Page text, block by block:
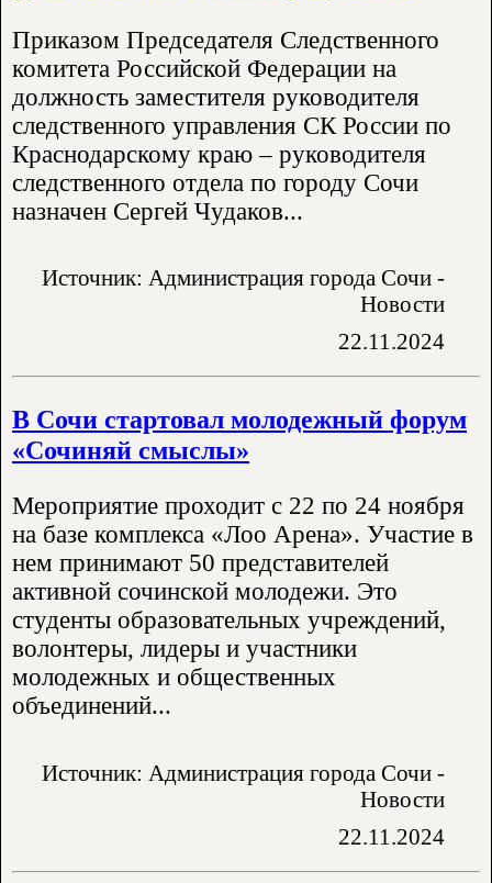
Приказом Председателя Следственного
комитета Российской Федерации на
должность заместителя руководителя
следственного управления СК России по
Краснодарскому краю – руководителя
следственного отдела по городу Сочи
назначен Сергей Чудаков...
Источник: Администрация города Сочи -
Новости
22.11.2024
В Сочи стартовал молодежный форум
«Сочиняй смыслы»
Мероприятие проходит с 22 по 24 ноября
на базе комплекса «Лоо Арена». Участие в
нем принимают 50 представителей
активной сочинской молодежи. Это
студенты образовательных учреждений,
волонтеры, лидеры и участники
молодежных и общественных
объединений...
Источник: Администрация города Сочи -
Новости
22.11.2024